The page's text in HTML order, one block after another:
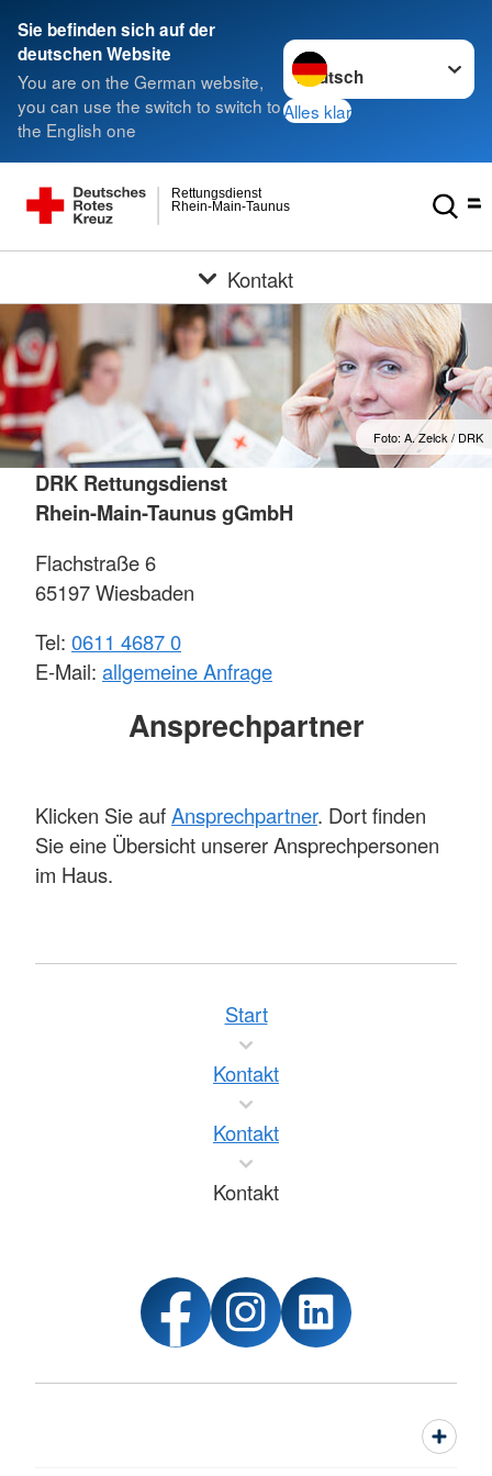
Sie befinden sich auf der
deutschen Website
You are on the German website,
you can use the switch to switch to
the English one
Sprache wechseln zu
Alles klar
Rhein-Main-Taunus
Rettungsdienst
Kontakt
Foto: A. Zelck / DRK
DRK Rettungsdienst
Rhein-Main-Taunus gGmbH
Flachstraße 6
65197 Wiesbaden
Tel: 0611 4687 0
E-Mail: allgemeine Anfrage
Ansprechpartner
Klicken Sie aufAnsprechpartner. Dort finden
Sie eine Übersicht unserer Ansprechpersonen
im Haus.
Start
Kontakt
Kontakt
Kontakt